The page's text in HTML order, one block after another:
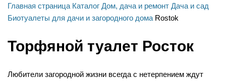
Главная страница Каталог Дом, дача и ремонт Дача и сад
Биотуалеты для дачи и загородного дома Rostok
Торфяной туалет Росток
Любители загородной жизни всегда с нетерпением ждут